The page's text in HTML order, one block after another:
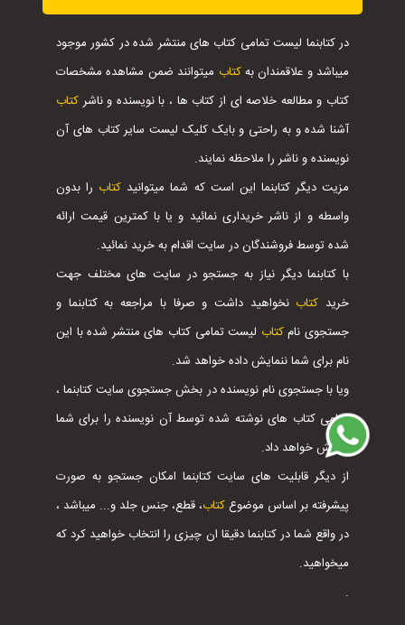
در کتابنما لیست تمامی کتاب های منتشر شده در کشور موجود
میباشد و علاقمندان بهکتاب میتوانند ضمن مشاهده مشخصات
کتاب و مطالعه خلاصه ای از کتاب ها ، با نویسنده و ناشر کتاب
آشنا شده و به راحتی و بایک کلیک لیست سایر کتاب های آن
نویسنده و ناشر را ملاحظه نمایند.
مزیت دیگر کتابنما این است که شما میتوانید کتاب را بدون
واسطه و از ناشر خریداری نمائید و یا با کمترین قیمت ارائه
شده توسط فروشندگان در سایت اقدام به خرید نمائید.
با کتابنما دیگر نیاز به جستجو در سایت های مختلف جهت
خرید کتابنخواهید داشت و صرفا با مراجعه به کتابنما و
جستجوی نامکتاب لیست تمامی کتاب های منتشر شده با این
نام برای شما ننمایش داده خواهد شد.
ویا با جستجوی نام نویسنده در بخش جستجوی سایت کتابنما ،
تمامی کتاب های نوشته شده توسط آن نویسنده را برای شما
نمایش خواهد داد.
از دیگر قابلیت های سایت کتابنما امکان جستجو به صورت
پیشرفته بر اساس موضوع کتاب، قطع، جنس جلد و... میباشد ،
در واقع شما در کتابنما دقیقا ان چیزی را انتخاب خواهید کرد که
میخواهید.
.